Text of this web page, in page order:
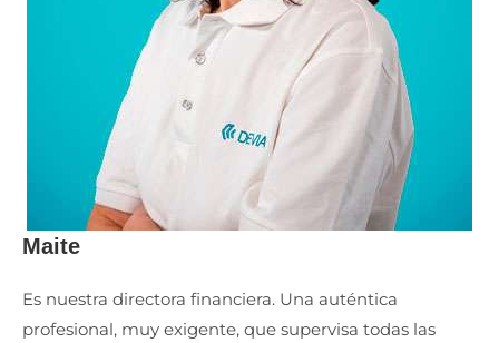
Maite
Es nuestra directora financiera. Una auténtica
profesional, muy exigente, que supervisa todas las